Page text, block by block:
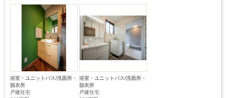
浴室・ユニットバス/洗面所・
脱衣所
戸建住宅
浴室・ユニットバス/洗面所・
脱衣所
戸建住宅